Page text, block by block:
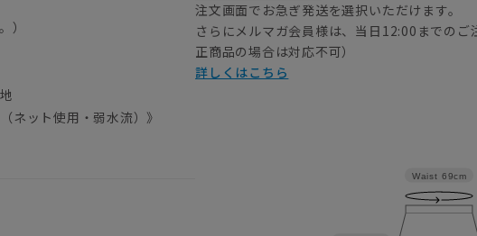
）
ネット使用・弱水流）》
注文画面でお急ぎ発送を選択いただけます。
さらにメルマガ会員様は、当日12:00までのご
正商品の場合は対応不可）
詳しくはこちら
Waist 69cm